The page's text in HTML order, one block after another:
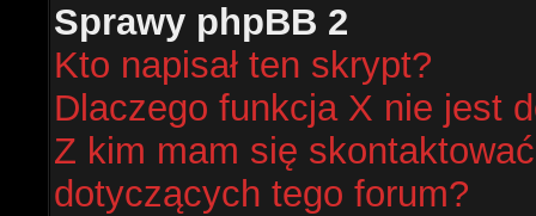
Sprawy phpBB 2
Kto napisał ten skrypt?
Dlaczego funkcja X nie jest
Z kim mam się
dotyczących tego forum?